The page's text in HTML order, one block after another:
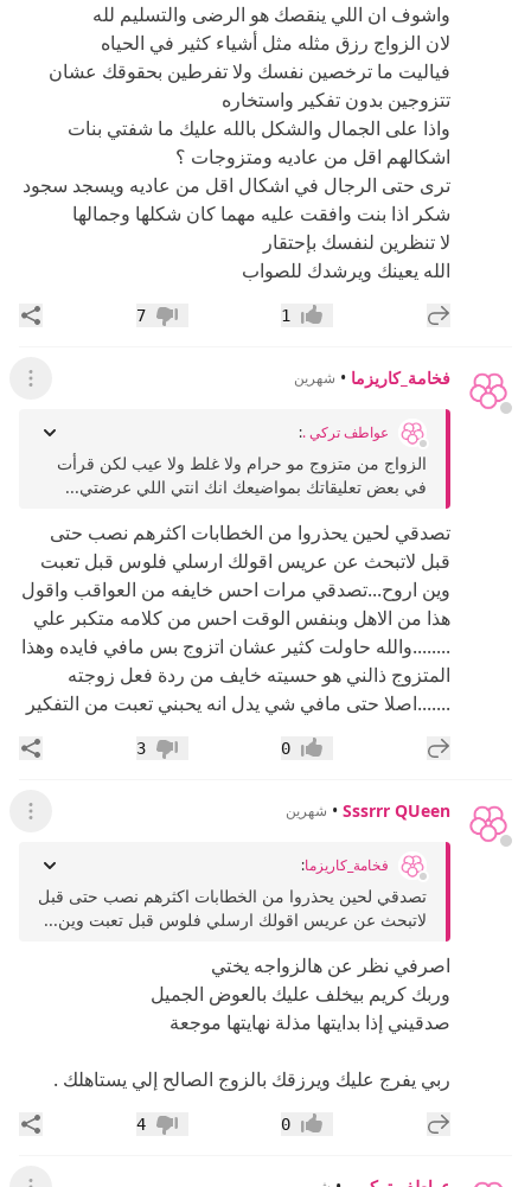
واشوف ان اللي ينقصك هو الرضى والتسليم لله
لان الزواج رزق مثله مثل أشياء كثير في الحياه
فياليت ما ترخصين نفسك ولا تفرطين بحقوقك عشان
تتزوجين بدون تفكير واستخاره
واذا على الجمال والشكل بالله عليك ما شفتي بنات
اشكالهم اقل من عاديه ومتزوجات ؟
ترى حتى الرجال في اشكال اقل من عاديه ويسجد سجود
شكر اذا بنت وافقت عليه مهما كان شكلها وجمالها
لا تنظرين لنفسك بإحتقار
الله يعينك ويرشدك للصواب
إضافة رد جديد إعجاب1 عدم إعجاب
7
فخامة_كاريزما • شهرين عرض
عواطف تركي .:
الزواج من متزوج مو حرام ولا غلط ولا عيب لكن قرأت
في بعض تعليقاتك بمواضيعك انك انتي اللي عرضتي...
تصدقي لحين يحذروا من الخطابات اكثرهم نصب حتى
قبل لاتبحث عن عريس اقولك ارسلي فلوس قبل تعبت
وين اروح...تصدقي مرات احس خايفه من العواقب واقول
هذا من الاهل وبنفس الوقت احس من كلامه متكبر علي
........والله حاولت كثير عشان اتزوج بس مافي فايده وهذا
المتزوج ذالني هو حسيته خايف من ردة فعل زوجته
.......اصلا حتى مافي شي يدل انه يحبني تعبت من التفكير
إضافة رد جديد إعجاب0 عدم إعجاب
3
Sssrrr QUeen
• شهرين عرض
فخامة_كاريزما:
تصدقي لحين يحذروا من الخطابات اكثرهم نصب حتى قبل
لاتبحث عن عريس اقولك ارسلي فلوس قبل تعبت وين...
اصرفي نظر عن هالزواجه يختي
وربك كريم بيخلف عليك بالعوض الجميل
صدقيني إذا بدايتها مذلة نهايتها موجعة
ربي يفرج عليك ويرزقك بالزوج الصالح إلي يستاهلك .
إضافة رد جديد إعجاب0 عدم إعجاب
4